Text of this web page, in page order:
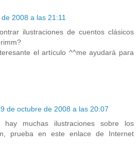
2008 a las 21:11
ilustraciones de cuentos clásicos
el artículo ^^me ayudará para
de octubre de 2008 a las 20:07
hay muchas ilustraciones sobre los
prueba en este enlace de Internet